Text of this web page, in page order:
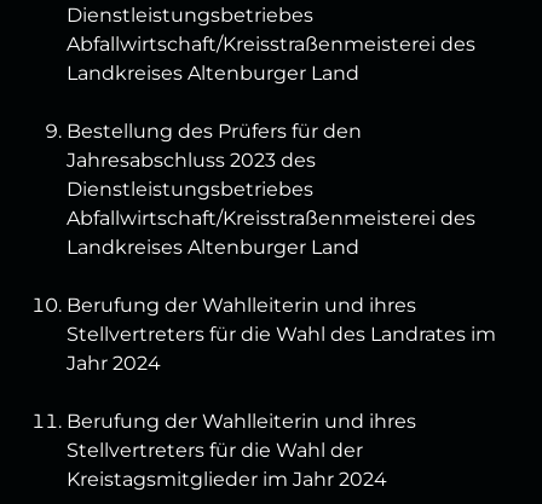
Dienstleistungsbetriebes
Abfallwirtschaft/Kreisstraßenmeisterei des
Landkreises Altenburger Land
Bestellung des Prüfers für den
Jahresabschluss 2023 des
Dienstleistungsbetriebes
Abfallwirtschaft/Kreisstraßenmeisterei des
Landkreises Altenburger Land
Berufung der Wahlleiterin und ihres
Stellvertreters für die Wahl des Landrates im
Jahr 2024
Berufung der Wahlleiterin und ihres
Stellvertreters für die Wahl der
Kreistagsmitglieder im Jahr 2024